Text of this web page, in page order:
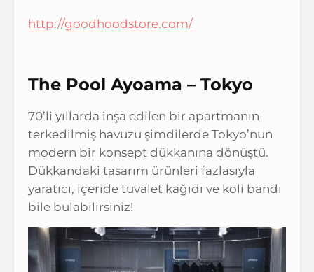
http://goodhoodstore.com/
The Pool Ayoama – Tokyo
70’li yıllarda inşa edilen bir apartmanın
terkedilmiş havuzu şimdilerde Tokyo’nun
modern bir konsept dükkanına dönüştü.
Dükkandaki tasarım ürünleri fazlasıyla
yaratıcı, içeride tuvalet kağıdı ve koli bandı
bile bulabilirsiniz!